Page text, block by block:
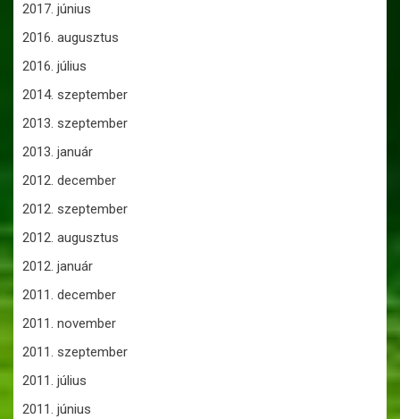
2017. június
2016. augusztus
2016. július
2014. szeptember
2013. szeptember
2013. január
2012. december
2012. szeptember
2012. augusztus
2012. január
2011. december
2011. november
2011. szeptember
2011. július
2011. június